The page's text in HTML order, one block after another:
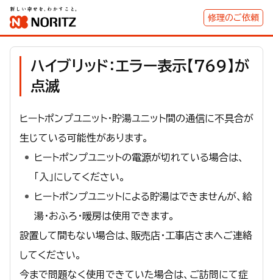
修理のご依頼
ハイブリッド：エラー表示【769】が
点滅
ヒートポンプユニット・貯湯ユニット間の通信に不具合が
生じている可能性があります。
ヒートポンプユニットの電源が切れている場合は、
「入」にしてください。
ヒートポンプユニットによる貯湯はできませんが、給
湯・おふろ・暖房は使用できます。
設置して間もない場合は、販売店・工事店さまへご連絡
してください。
今まで問題なく使用できていた場合は、ご訪問にて症